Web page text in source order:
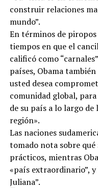
construir relaciones
mundo”.
En términos de
tiempos en que el
calificó como
países, Obama
usted desea
comunidad global,
de su país a lo largo de
región».
Las naciones
tomado nota sobre
prácticos, mientras
«país extraordinario”,
Juliana”.